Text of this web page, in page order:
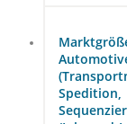
Spedition,